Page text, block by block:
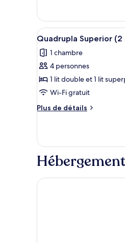
(2
Adults
+
Child)
de
chambre
Chambre
Exécutive,
balcon
Adults
+
Child)
Afficher
toutes
les
photos
pour
ce
type
de
Quadrupla
Superior
(2
2
2
Quadrupla Superior
1 chambre
4 personnes
1 lit double et 1 lit
Wi-Fi gratuit
Plus de détails
Plus
le
type
de
Quadrupla
Hotel Las Vegas